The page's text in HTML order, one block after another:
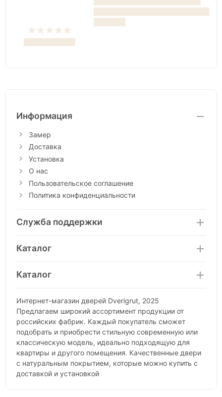
Информация
Замер
Доставка
Установка
О нас
Пользовательское соглашение
Политика конфиденциальности
Служба поддержки
Каталог
Каталог
Интернет-магазин дверей Dverigrut, 2025
Предлагаем широкий ассортимент продукции от
российских фабрик. Каждый покупатель сможет
подобрать и приобрести стильную современную или
классическую модель, идеально подходящую для
квартиры и другого помещения. Качественные двери
с натуральным покрытием, которые можно купить с
доставкой и установкой